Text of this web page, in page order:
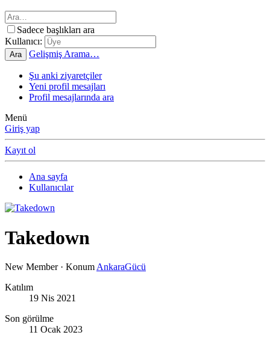
Sadece başlıkları ara
Kullanıcı:
Ara Gelişmiş Arama…
Şu anki ziyaretçiler
Yeni profil mesajları
Profil mesajlarında ara
Menü
Giriş yap
Kayıt ol
Ana sayfa
Kullanıcılar
Takedown
New Member · Konum AnkaraGücü
Katılım
19 Nis 2021
Son görülme
11 Ocak 2023